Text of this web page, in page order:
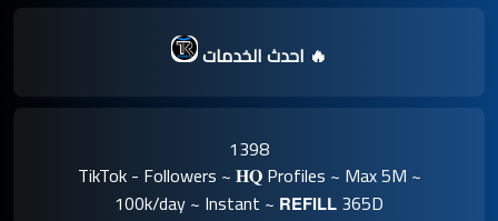
احدث الخدمات 🔥
1398
TikTok - Followers ~ 𝐇𝐐 Profiles ~ Max 5M ~
100k/day ~ Instant ~ 𝗥𝗘𝗙𝗜𝗟𝗟 365D